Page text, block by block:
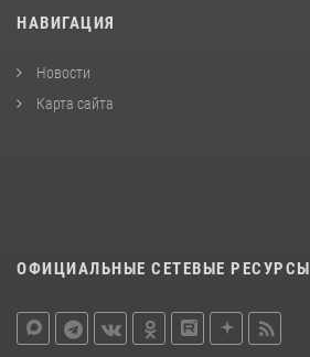
НАВИГАЦИЯ
Новости
Карта сайта
ОФИЦИАЛЬНЫЕ СЕТЕВЫЕ РЕСУРСЫ